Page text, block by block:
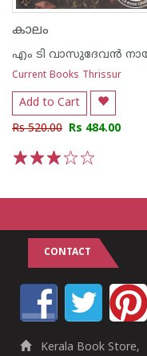
കാലം
എം ടി വാസുദേവന്‍
Current Books Thrissur
Add to Cart
Rs 520.00 Rs 484.00
CONTACT
Kerala Book Store,